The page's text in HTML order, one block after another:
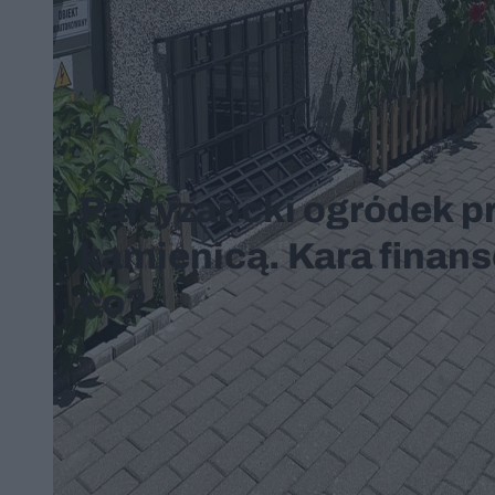
Partyzancki ogródek
kamienicą. Kara
co?